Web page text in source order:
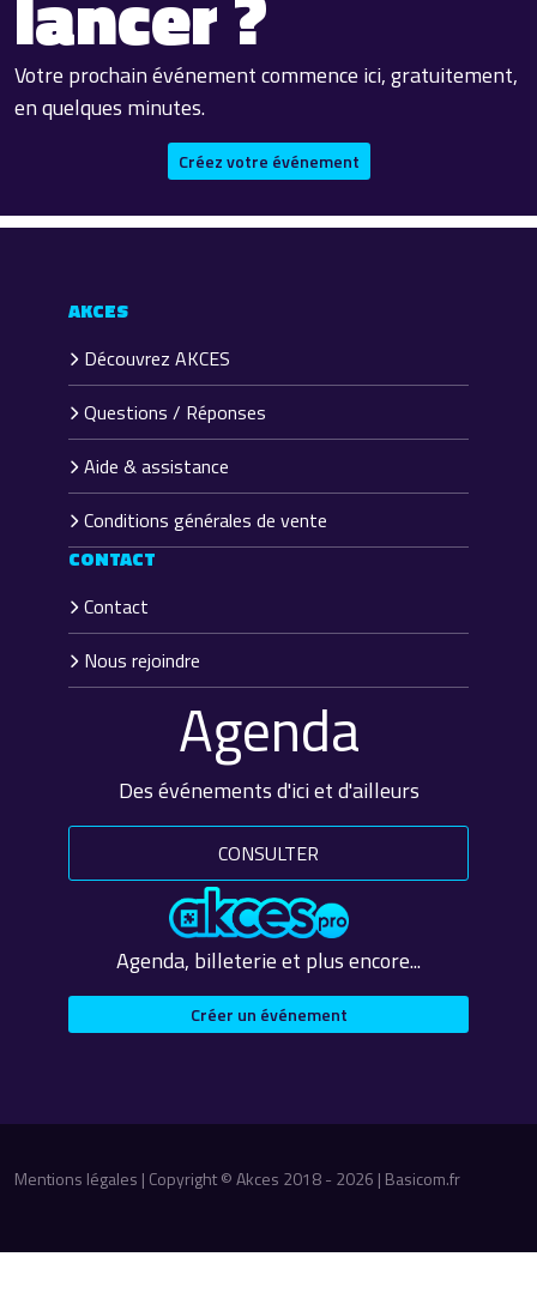
Votre prochain événement commence ici, gratuitement,
en quelques minutes.
Créez votre événement
AKCES
Découvrez AKCES
Questions / Réponses
Aide & assistance
Conditions générales de vente
CONTACT
Contact
Nous rejoindre
Agenda
Des événements d'ici et d'ailleurs
CONSULTER
Agenda, billeterie et plus encore...
Créer un événement
Mentions légales | Copyright © Akces 2018 - 2026 | Basicom.fr